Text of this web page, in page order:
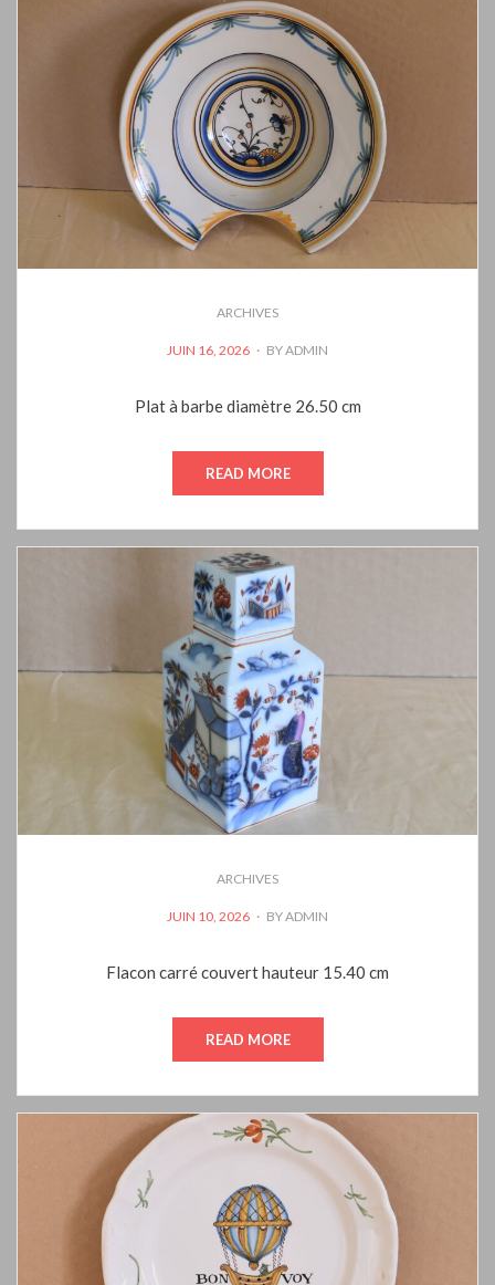
ARCHIVES
POSTED
JUIN 16, 2026 BYADMIN
Plat à barbe diamètre 26.50 cm
READ MORE
ARCHIVES
POSTED
JUIN 10, 2026 BYADMIN
Flacon carré couvert hauteur 15.40 cm
READ MORE